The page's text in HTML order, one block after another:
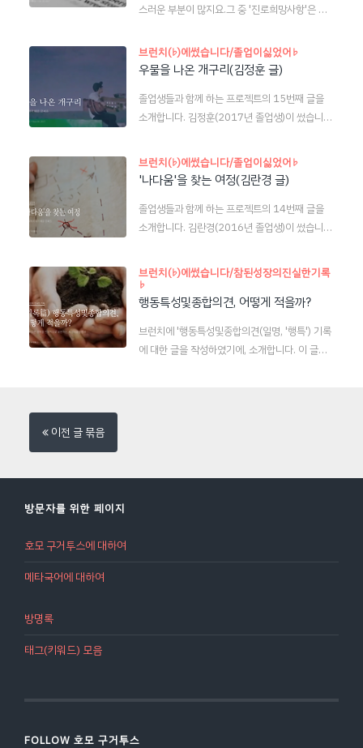
을 제공할 의무까지는 본래 없는 것이지요. 오히려
해서 자신만의 의미를 찾고 실천하고 변화해야 하
는 의무가 있습니다. 사실은 학교에서 이런 걸 지
도해 주면 더 좋겠지요.어쨌든, 대부분의 경우, 자
율활동은 단체로 활동한 것인 만큼 기록에 있어서
스러운 부분이 많지요.그 중 '진로희망사항'은 글
만, 그렇더라도 이 항목이 학생부 전체의 관점을
제시하는 부분이라는 것을 인지하고 특히 '진로희
습니다. 브런치에 연재 중인 매거진에 쓴 글을 소
개합니다. 많은 학생들이 진로희망사유를 작성하
기'라고 생각하는 데 있습니다. 이렇게 한정해 버
리면 진로희망사유는 진로가 바뀌지 않는 한, 같은
게 하면 왠지 안 될 것 같잖아요? 진로희망사유는
과거의 '동기'에 불과한 것이 아닙니다. '현재'와
브런치(♭)에썼습니다/졸업이싫었어♭
우물을 나온 개구리(김정훈 글)
졸업생들과 함께 하는 프로젝트의 15번째 글을
소개합니다. 김정훈(2017년 졸업생)이 썼습니
을 많이 받아요. 물론 아직 많이 어리고 미숙하지
만 2017년 초의 저와 지금의 저를 비교하면 조금
학생 때 만들어서 지금껏 가지고 있는 신조는 ‘같
은 실패를 반복하지 말자’예요. 흔한 격언이죠? 저
족하고, 생각도 깊지 않죠. 그 탓에 실패를 항상 달
고 살았어요. 인간관계든 학업이든 분야를 막론하
고 성공한 일이 드물었어요. 그래도 실패를 할 때
면 저 말을 떠올리며 실패의 원인을 계속해서 곱씹
었어요. 원인을 알아내야 다시는 같은 실패를 하지
않을 테니까요. ― 본문 중에..
브런치(♭)에썼습니다/졸업이싫었어♭
'나다움'을 찾는 여정(김란경 글)
졸업생들과 함께 하는 프로젝트의 14번째 글을
소개합니다. 김란경(2016년 졸업생)이 썼습니
고 물어본다면 쉽게 대답하지 못할 것 같습니다.
‘그건 나답지 않아!’라는 말을 쓰기는 했지만, 사실
은 ‘나다움’에 대해 깊게 생각해볼 시간도 없었고
되어 알게 된 나만의 색깔, ‘란경다움’은 대부분 학
창 시절에 형성되었고, 그중에서도 ‘영일고등학
브런치(♭)에썼습니다/참된성장의진실한기록
♭
행동특성및종합의견, 어떻게 적을까?
브런치에 '행동특성및종합의견(일명, '행특') 기록
에 대한 글을 작성하였기에, 소개합니다. 이 글은
니다.# 진로나 학업 역량, 인성 등의 변화 과정, 발
이전 글 묶음
방문자를 위한 페이지
호모 구거투스에 대하여
메타국어에 대하여
방명록
태그(키워드) 모음
FOLLOW 호모 구거투스